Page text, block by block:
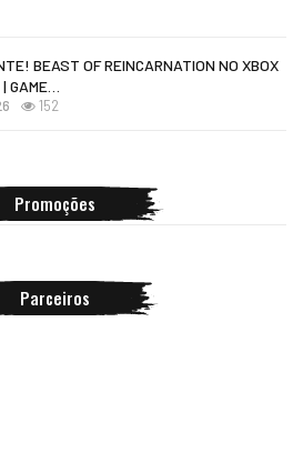
BEAST OF REINCARNATION NO XBOX
GAME…
152
Promoções
Parceiros